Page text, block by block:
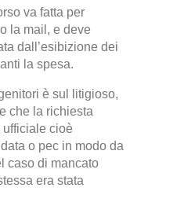
va fatta per
la mail, e deve
dall’esibizione dei
la spesa.
è sul litigioso,
che la richiesta
ufficiale cioè
o pec in modo da
caso di mancato
era stata